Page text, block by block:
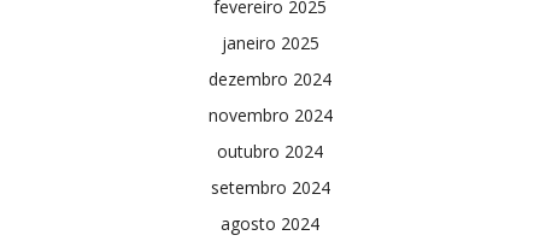
fevereiro 2025
janeiro 2025
dezembro 2024
novembro 2024
outubro 2024
setembro 2024
agosto 2024